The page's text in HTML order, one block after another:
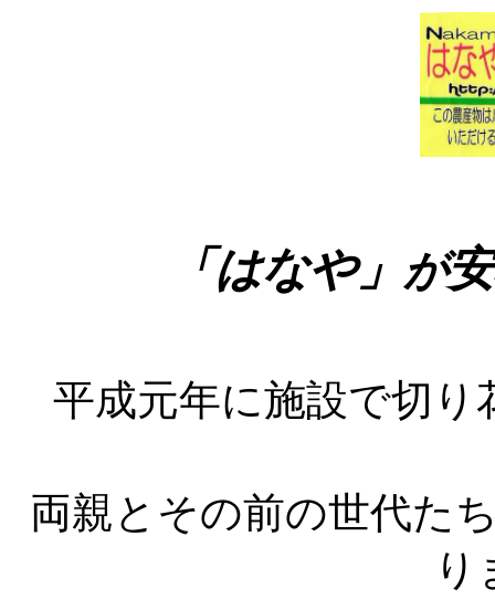
「はなや」 が
平成元年に施設で切
両親とその前の世代た
り